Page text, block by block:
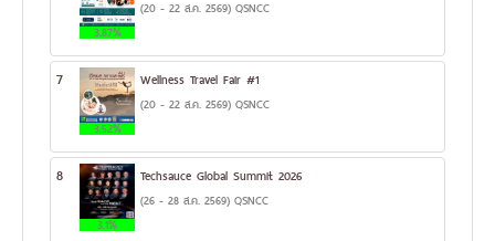
3.87%
(20 - 22 ส.ค. 2569) QSNCC
7
3.52%
Wellness Travel Fair #1
(20 - 22 ส.ค. 2569) QSNCC
8
3.1%
Techsauce Global Summit 2026
(26 - 28 ส.ค. 2569) QSNCC